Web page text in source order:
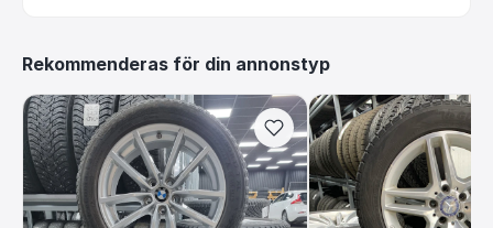
Rekommenderas för din annonstyp